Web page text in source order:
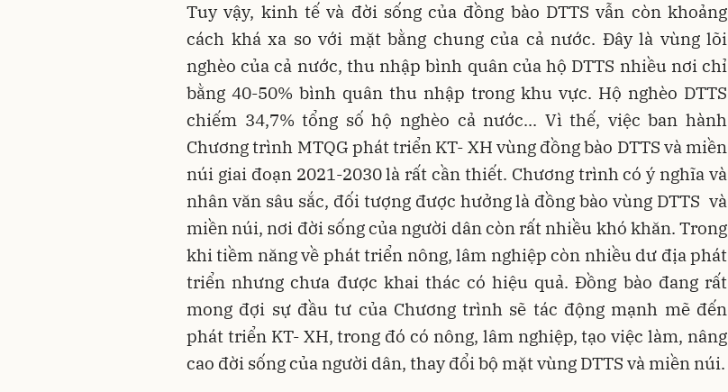
Tuy vậy, kinh tế và đời sống của đồng bào DTTS vẫn còn khoảng
cách khá xa so với mặt bằng chung của cả nước. Đây là vùng lõi
nghèo của cả nước, thu nhập bình quân của hộ DTTS nhiều nơi chỉ
bằng 40-50% bình quân thu nhập trong khu vực. Hộ nghèo DTTS
chiếm 34,7% tổng số hộ nghèo cả nước... Vì thế, việc ban hành
Chương trình MTQG phát triển KT- XH vùng đồng bào DTTS và miền
núi giai đoạn 2021-2030 là rất cần thiết. Chương trình có ý nghĩa và
nhân văn sâu sắc, đối tượng được hưởng là đồng bào vùng DTTS và
miền núi, nơi đời sống của người dân còn rất nhiều khó khăn. Trong
khi tiềm năng về phát triển nông, lâm nghiệp còn nhiều dư địa phát
triển nhưng chưa được khai thác có hiệu quả. Đồng bào đang rất
mong đợi sự đầu tư của Chương trình sẽ tác động mạnh mẽ đến
phát triển KT- XH, trong đó có nông, lâm nghiệp, tạo việc làm, nâng
cao đời sống của người dân, thay đổi bộ mặt vùng DTTS và miền núi.